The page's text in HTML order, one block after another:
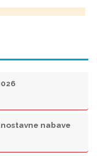
nabave